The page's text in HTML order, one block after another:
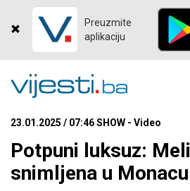
Preuzmite
aplikaciju
23.01.2025 / 07:46 SHOW - Video
Potpuni luksuz:
snimljena u Monacu